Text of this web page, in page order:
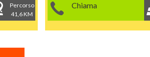
Percorso
41,6 KM
Chiama